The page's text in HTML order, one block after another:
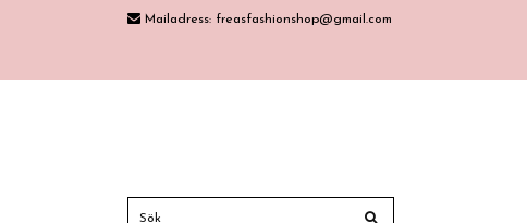
Mailadress: freasfashionshop@gmail.com